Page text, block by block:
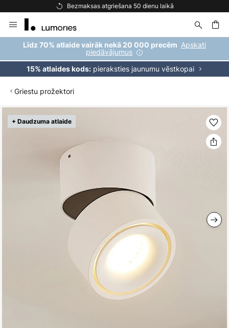
Bezmaksas atgriešana 50 dienu laikā
to
Content
Līdz 70% atlaide vairāk nekā 20 000 precēm Apskati
piedāvājumus
15% atlaides kods:pieraksties jaunumu vēstkopai
Griestu prožektori
+ Daudzuma atlaide
Iet
uz